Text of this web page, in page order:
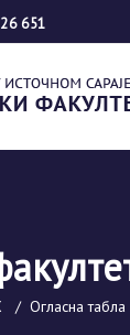
651
/ Огласна